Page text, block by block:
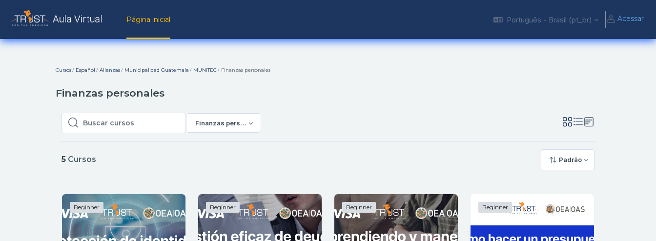
Página inicial
Português - Brasil ‎(pt_br)‎ Acessar
Cursos Español Alianzas Municipalidad Guatemala MUNITEC Finanzas personales
Finanzas personales
Buscar cursos
Buscar cursos Finanzas personales
5 Cursos Padrão
Beginner Beginner Beginner Beginner